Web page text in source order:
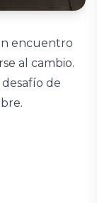
encuentro
al cambio.
de